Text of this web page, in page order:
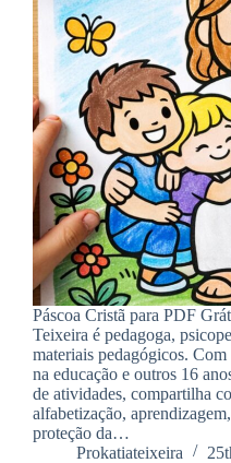
Páscoa Cristã para PDF
Teixeira é pedagoga,
materiais pedagógicos.
na educação e outros 16
de atividades, compartilha
alfabetização,
proteção da…
Prokatiateixeira